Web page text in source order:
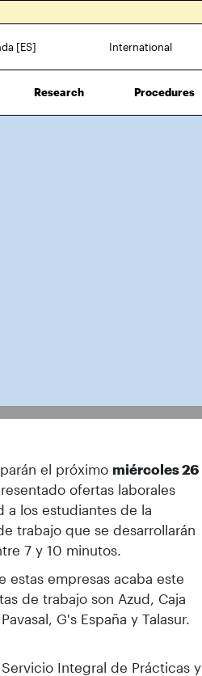
[ES] International
Research Procedures
el próximo miércoles 26
ofertas laborales
a los estudiantes de la
trabajo que se desarrollarán
7 y 10 minutos.
estas empresas acaba este
de trabajo son Azud, Caja
G's España y Talasur.
Integral de Prácticas y